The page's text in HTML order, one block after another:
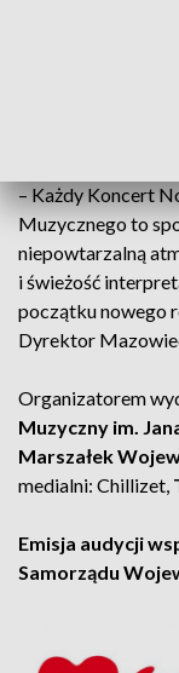
– Każdy Koncert
Muzycznego to
niepowtarzalną
i świeżość
początku nowego
Dyrektor
Organizatorem
Muzyczny im.
Marszałek
medialni: Chillizet,
Emisja audycji
Samorządu